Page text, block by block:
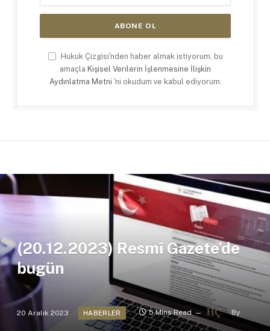
Hukuk Çizgisi'nden haber almak istiyorum, bu
amaçla Kişisel Verilerin İşlenmesine İlişkin
Aydınlatma Metni 'ni okudum ve kabul ediyorum.
(20.12.2023) Resmî Gazete’de
bugün
20 Aralık 2023 HABERLER 5 Mins Read By